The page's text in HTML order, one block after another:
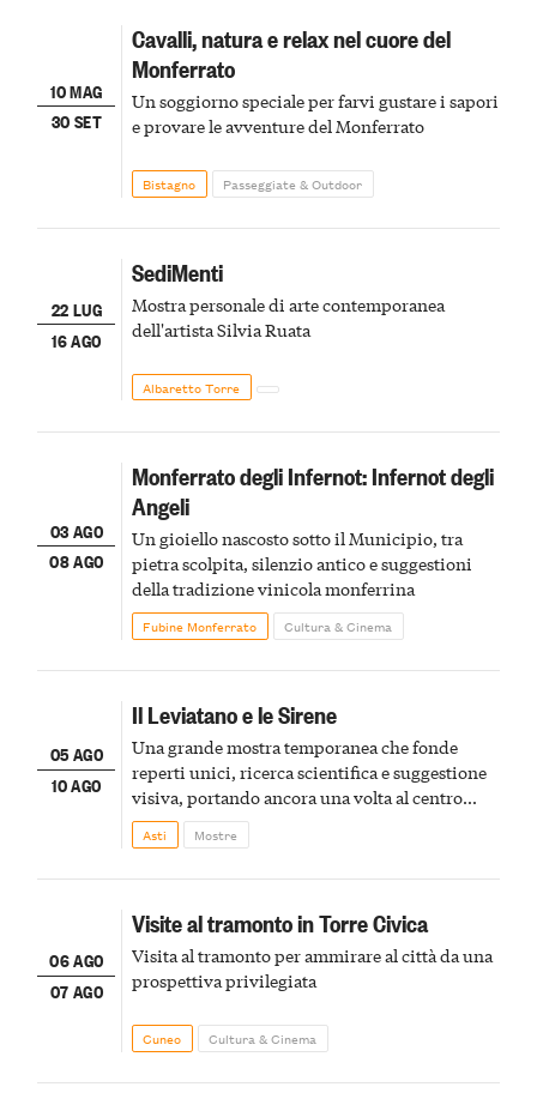
10 MAG
30 SET
Cavalli, natura e relax nel cuore del
Monferrato
Un soggiorno speciale per farvi gustare i sapori
e provare le avventure del Monferrato
Bistagno Passeggiate & Outdoor
22 LUG
16 AGO
SediMenti
Mostra personale di arte contemporanea
dell'artista Silvia Ruata
Albaretto Torre
03 AGO
08 AGO
Monferrato degli Infernot: Infernot degli
Angeli
Un gioiello nascosto sotto il Municipio, tra
pietra scolpita, silenzio antico e suggestioni
della tradizione vinicola monferrina
Fubine Monferrato Cultura & Cinema
05 AGO
10 AGO
Il Leviatano e le Sirene
Una grande mostra temporanea che fonde
reperti unici, ricerca scientifica e suggestione
visiva, portando ancora una volta al centro
della scena le meraviglie del passato astigiano
Asti Mostre
06 AGO
07 AGO
Visite al tramonto in Torre Civica
Visita al tramonto per ammirare al città da una
prospettiva privilegiata
Cuneo Cultura & Cinema